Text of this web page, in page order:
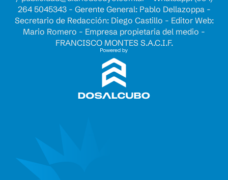
264 5045343 - Gerente General: Pablo Dellazoppa -
Secretario de Redacción: Diego Castillo - Editor Web:
Mario Romero - Empresa propietaria del medio -
FRANCISCO MONTES S.A.C.I.F.